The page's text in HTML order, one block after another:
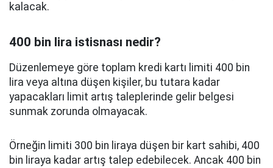
kalacak.
400 bin lira istisnası nedir?
Düzenlemeye göre toplam kredi kartı limiti 400 bin
lira veya altına düşen kişiler, bu tutara kadar
yapacakları limit artış taleplerinde gelir belgesi
sunmak zorunda olmayacak.
Örneğin limiti 300 bin liraya düşen bir kart sahibi, 400
bin liraya kadar artış talep edebilecek. Ancak 400 bin